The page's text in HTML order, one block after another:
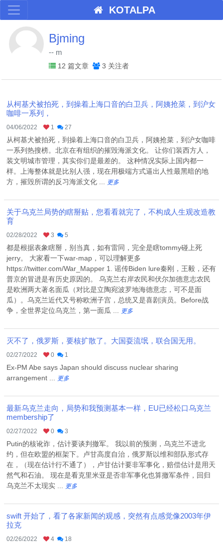
KOTALPA
Bjming
-- m
12 篇文章 3 关注者
从柯基犬被拍死，到操着上海口音的白卫兵，阿姨抢菜，到沪女
咖啡一系列，
04/06/2022 1 27
从柯基犬被拍死，到操着上海口音的白卫兵，阿姨抢菜，到沪女咖啡
一系列热搜榜。北京在有组织的摧毁海派文化。 让你们装西方人，
装文明城市管理，其实你们是最差的。 这种情况实际上国内都一
样。上海整体就是比别人强，现在用极端方式逼出人性最黑暗的地
方，摧毁所谓的反习海派文化 ...
更多
关于乌克兰局势的瞎掰贴，您看看就完了，不构成人生观改造教
育
02/28/2022 3 5
都是根据表象瞎掰，别当真，如有雷同，完全是瞎tommy碰上死
jerry。 大家看一下war-map，可以理解更多
https://twitter.com/War_Mapper 1. 谣传Biden lure秦刚，王毅，还有
普京的冒进是有历史原因的。 乌克兰右岸农民和伏尔加德意志农民
是欧洲两大著名面瓜（对比是立陶宛波罗地海德意志，可不是面
瓜）。乌克兰近代又号称欧洲子宫，总统又是喜剧演员。Before战
争，全世界定位乌克兰，第一面瓜 ...
更多
灭不了，俄罗斯，要核扩散了。大国耍流氓，联合国无用。
02/27/2022 0 1
Ex-PM Abe says Japan should discuss nuclear sharing
arrangement ...
更多
最新乌克兰走向，局势和我预测基本一样，EU已经松口乌克兰
membership了
02/27/2022 0 3
Putin的核讹诈，估计要谈判撤军。 我以前的预测，乌克兰不进北
约，但在欧盟的框架下。卢甘高度自治，俄罗斯以维和部队形式存
在，（现在估计行不通了），卢甘估计要非军事化，赔偿估计是用天
然气和石油。 现在是看克里米亚是否非军事化也算撤军条件，回归
乌克兰不太现实 ...
更多
swift 开始了，看了各家新闻的观感，突然有点感觉像2003年伊
拉克
02/26/2022 4 18